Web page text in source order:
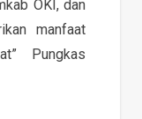
OKI, dan
manfaat
Pungkas